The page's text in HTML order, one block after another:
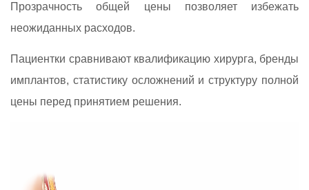
Прозрачность общей цены позволяет избежать
неожиданных расходов.
Пациентки сравнивают квалификацию хирурга, бренды
имплантов, статистику осложнений и структуру полной
цены перед принятием решения.